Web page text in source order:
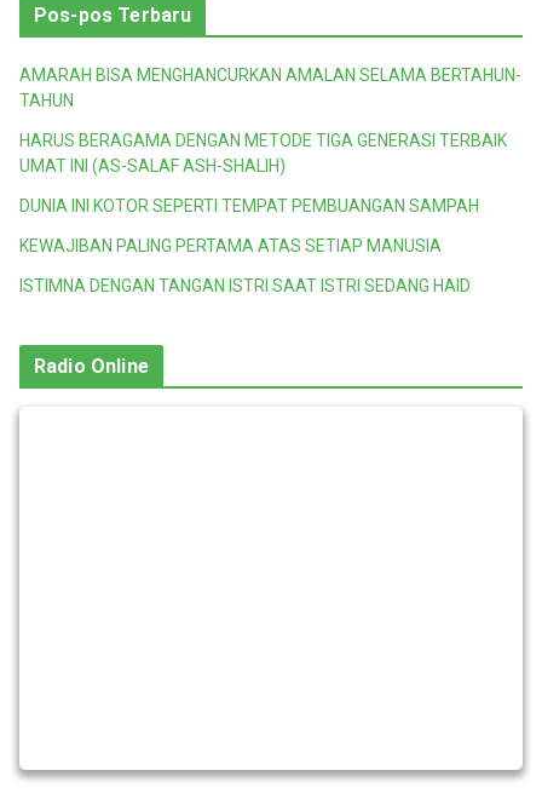
Pos-pos Terbaru
AMARAH BISA MENGHANCURKAN AMALAN SELAMA BERTAHUN-
TAHUN
HARUS BERAGAMA DENGAN METODE TIGA GENERASI TERBAIK
UMAT INI (AS-SALAF ASH-SHALIH)
DUNIA INI KOTOR SEPERTI TEMPAT PEMBUANGAN SAMPAH
KEWAJIBAN PALING PERTAMA ATAS SETIAP MANUSIA
ISTIMNA DENGAN TANGAN ISTRI SAAT ISTRI SEDANG HAID
Radio Online